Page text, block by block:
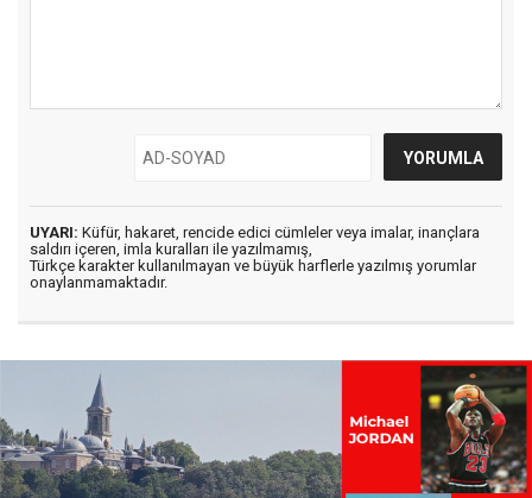
UYARI: Küfür, hakaret, rencide edici cümleler veya imalar, inançlara
saldırı içeren, imla kuralları ile yazılmamış,
Türkçe karakter kullanılmayan ve büyük harflerle yazılmış yorumlar
onaylanmamaktadır.